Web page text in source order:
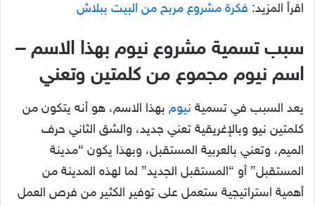
اقرأ المزيد: فكرة مشروع مربح من البيت ببلاش
سبب تسمية مشروع نيوم بهذا الاسم –
اسم نيوم مجموع من كلمتين وتعني
يعد السبب في تسمية نيوم بهذا الاسم، هو أنه يتكون من
كلمتين نيو وبالإغريقية تعني جديد، والشق الثاني حرف
الميم، وتعني بالعربية المستقبل، وبهذا يكون “مدينة
المستقبل” أو “المستقبل الجديد” لما لهذه المدينة من
أهمية استراتيجية ستعمل على توفير الكثير من فرص العمل